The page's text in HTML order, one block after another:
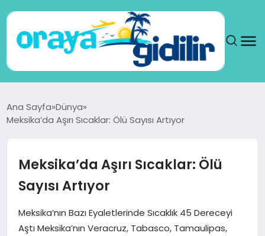
DÜNYA
SEYAHAT
TEKNOLOJI
Ana Sayfa Dünya
Meksika’da Aşırı Sıcaklar: Ölü Sayısı Artıyor
Meksika’da Aşırı Sıcaklar: Ölü
Sayısı Artıyor
Meksika’nın Bazı Eyaletlerinde Sıcaklık 45 Dereceyi
Aştı Meksika’nın Veracruz, Tabasco, Tamaulipas,